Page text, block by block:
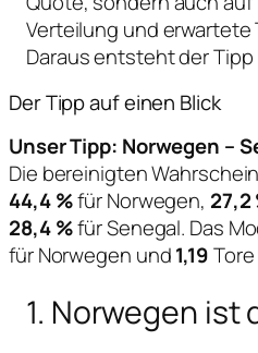
Verteilung und
Daraus entsteht der Tipp
Der Tipp auf einen Blick
Unser Tipp: Norwegen –
Die bereinigten
44,4 %für Norwegen, 27,2
28,4 %für Senegal. Das
für Norwegen und1,19
1. Norwegen ist